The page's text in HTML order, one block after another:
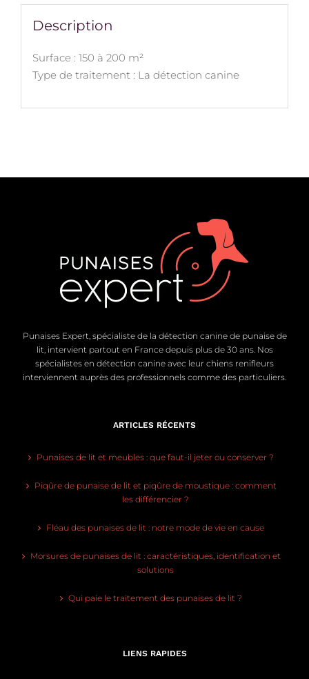
Description
Surface : 150 à 200 m²
Type de traitement : La détection canine
Punaises Expert, spécialiste de la détection canine de punaise de
lit, intervient partout en France depuis plus de 30 ans. Nos
spécialistes en détection canine avec leur chiens renifleurs
interviennent auprès des professionnels comme des particuliers.
ARTICLES RÉCENTS
Punaises de lit et meubles : que faut-il jeter ou conserver ?
Piqûre de punaise de lit et piqûre de moustique : comment
les différencier ?
Fléau des punaises de lit : notre mode de vie en cause
Morsures de punaises de lit : caractéristiques, identification et
solutions
Qui paie le traitement des punaises de lit ?
LIENS RAPIDES